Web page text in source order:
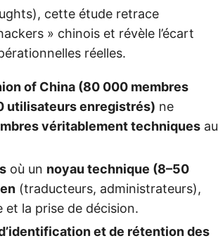
cette étude retrace
» chinois et révèle l’écart
réelles.
of China (80 000 membres
utilisateurs enregistrés) ne
véritablement techniques au
où un noyau technique (8–50
(traducteurs, administrateurs),
et la prise de décision.
et de rétention des